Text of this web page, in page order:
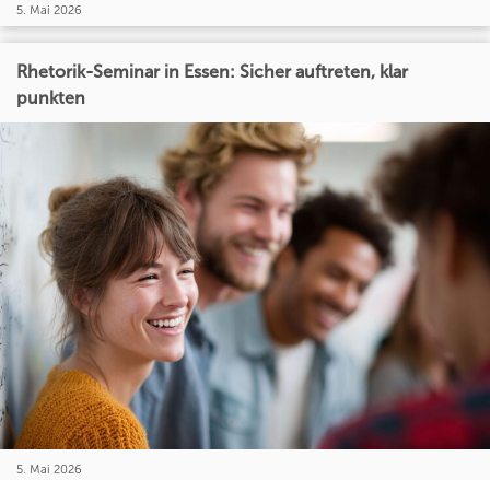
5. Mai 2026
Rhetorik-Seminar in Essen: Sicher auftreten, klar
punkten
5. Mai 2026